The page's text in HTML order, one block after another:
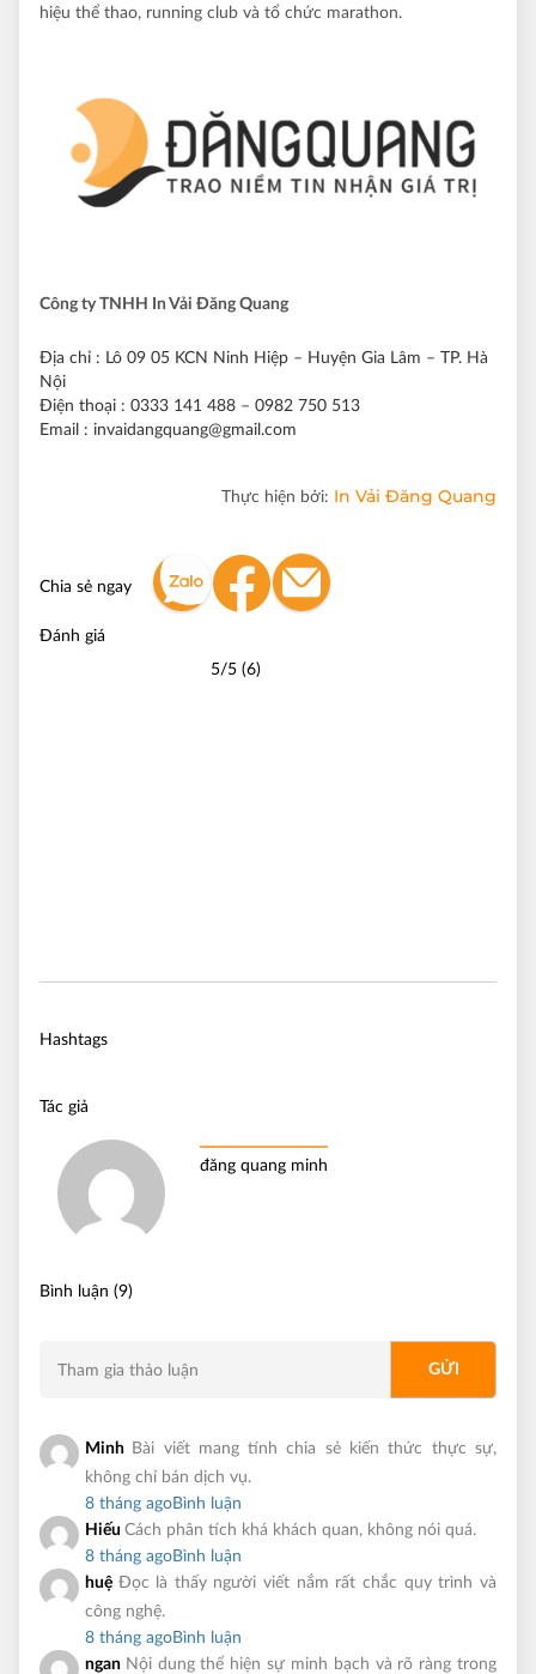
hiệu thể thao, running club và tổ chức marathon.
Công ty TNHH In Vải Đăng Quang
Địa chỉ : Lô 09 05 KCN Ninh Hiệp – Huyện Gia Lâm – TP. Hà
Nội
Điện thoại : 0333 141 488 – 0982 750 513
Email : invaidangquang@gmail.com
Thực hiện bởi: In Vải Đăng Quang
Chia sẻ ngay
Đánh giá
5/5 (6)
Hashtags
Tác giả
đăng quang minh
Bình luận (9)
Minh Bài viết mang tính chia sẻ kiến thức thực sự,
không chỉ bán dịch vụ.
8 tháng agoBình luận
Hiếu Cách phân tích khá khách quan, không nói quá.
8 tháng agoBình luận
huệ Đọc là thấy người viết nắm rất chắc quy trình và
công nghệ.
8 tháng agoBình luận
ngan Nội dung thể hiện sự minh bạch và rõ ràng trong